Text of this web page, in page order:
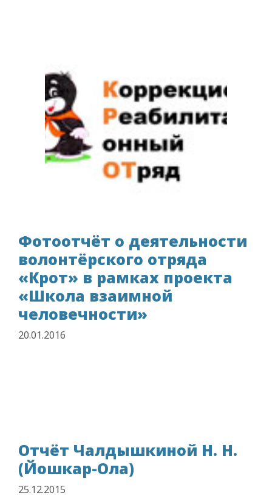
Фотоотчёт о деятельности
волонтёрского отряда
«Крот» в рамках проекта
«Школа взаимной
человечности»
20.01.2016
Отчёт Чалдышкиной Н. Н.
(Йошкар-Ола)
25.12.2015